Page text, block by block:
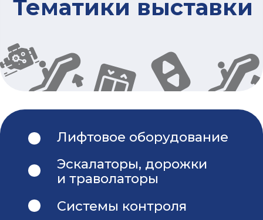
Международный Выставочный Центр — это
мастер-классы и другие. Дворец отвечает всем
современным требованиям для проведения
международных спортивных мероприятий,
уникальных концертных шоу и строительства
площадок для выставок любой конфигурации.
Получить указания